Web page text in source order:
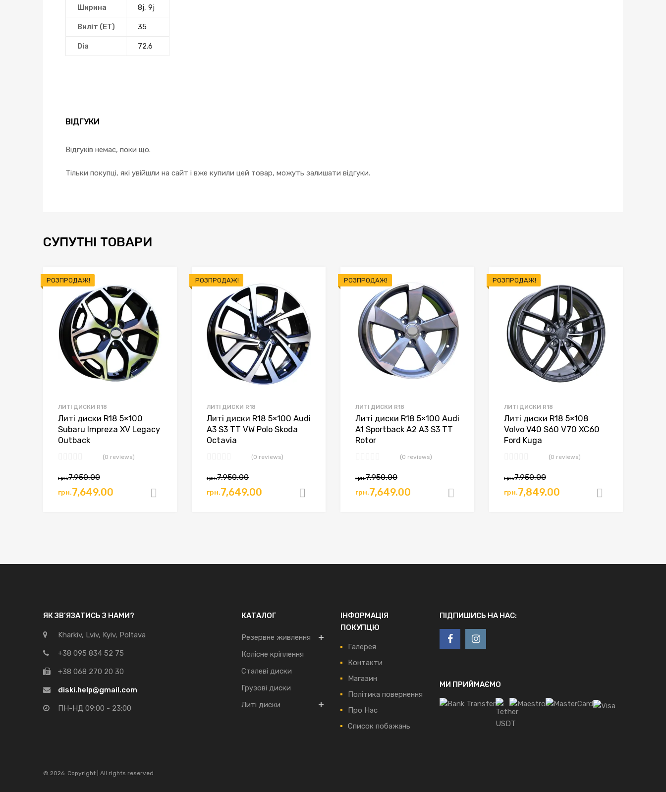
Ширина 8j, 9j
Виліт (ЕТ) 35
Dia 72.6
ВІДГУКИ
Відгуків немає, поки що.
Тільки покупці, які увійшли на сайт і вже купили цей товар, можуть залишати відгуки.
СУПУТНІ ТОВАРИ
РОЗПРОДАЖ!
ЛИТІ ДИСКИ R18
Литі диски R18 5×100
Subaru Impreza XV Legacy
Outback
(0 reviews)
грн.7,950.00
грн.7,649.00 Додати в кошик
РОЗПРОДАЖ!
ЛИТІ ДИСКИ R18
Литі диски R18 5×100 Audi
A3 S3 TT VW Polo Skoda
Octavia
(0 reviews)
грн.7,950.00
грн.7,649.00 Додати в кошик
РОЗПРОДАЖ!
ЛИТІ ДИСКИ R18
Литі диски R18 5×100 Audi
A1 Sportback A2 A3 S3 TT
Rotor
(0 reviews)
грн.7,950.00
грн.7,649.00 Додати в кошик
РОЗПРОДАЖ!
ЛИТІ ДИСКИ R18
Литі диски R18 5×108
Volvo V40 S60 V70 XC60
Ford Kuga
(0 reviews)
грн.7,950.00
грн.7,849.00
ЯК ЗВ’ЯЗАТИСЬ З НАМИ?
Kharkiv, Lviv, Kyiv, Poltava
+38 095 834 52 75
+38 068 270 20 30
diski.help@gmail.com
ПН-НД 09:00 - 23:00
КАТАЛОГ
Резервне живлення
Колісне кріплення
Сталеві диски
Грузові диски
Литі диски
ІНФОРМАЦІЯ
ПОКУПЦЮ
Галерея
Контакти
Магазин
Політика повернення
Про Нас
Список побажань
ПІДПИШИСЬ НА НАС:
МИ ПРИЙМАЄМО
© 2026 Copyright | All rights reserved